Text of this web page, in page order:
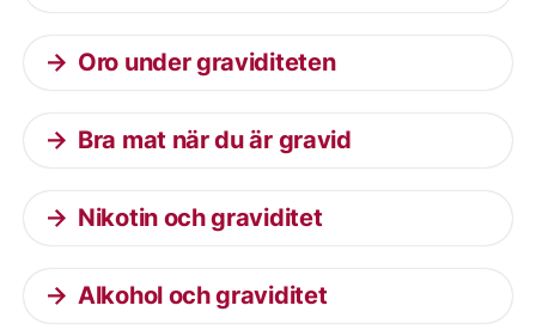
Oro under graviditeten
Bra mat när du är gravid
Nikotin och graviditet
Alkohol och graviditet